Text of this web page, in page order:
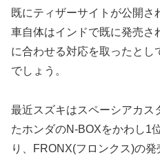
既にティザーサイトが公開さ
車自体はインドで既に発売さ
に合わせる対応を取ったとし
でしょう。
最近スズキはスペーシアカス
たホンダのN-BOXをかわし1
り、FRONX(フロンクス)の